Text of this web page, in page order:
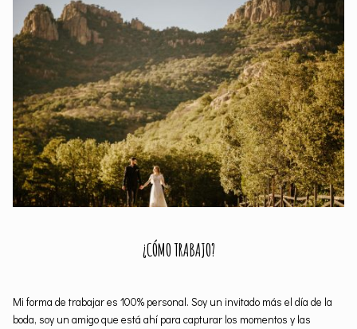
¿CÓMO TRABAJO?
Mi forma de trabajar es 100% personal. Soy un invitado más el día de la
boda, soy un amigo que está ahí para capturar los momentos y las